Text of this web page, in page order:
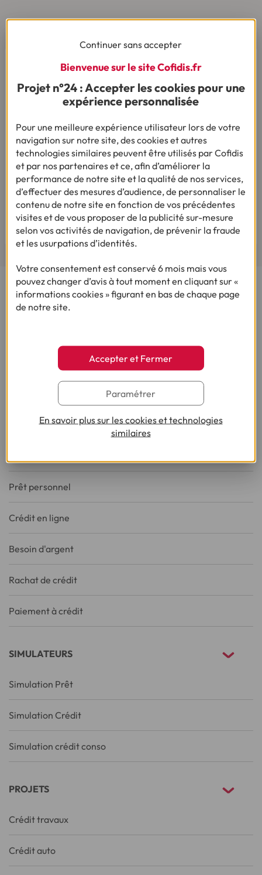
Pour votre besoin de crédit, vous trouverez chez
Cofidis le service qui fait toute la différence.
Lire les avis de nos clients
Cofidis, le spécialiste de la Demande de Crédit en Ligne,
vous propose plusieurs produits : des crédits renouvelables,
quelques clics !
Crédit consommation
Prêt personnel
Crédit en ligne
Besoin d'argent
Rachat de crédit
Paiement à crédit
SIMULATEURS
Simulation Prêt
Simulation Crédit
Simulation crédit conso
PROJETS
Crédit travaux
Crédit auto
Continuer sans accepter
Bienvenue sur le site Cofidis.fr
Projet n°24 : Accepter les cookies pour une
expérience personnalisée
Pour une meilleure expérience utilisateur lors de votre
navigation sur notre site, des cookies et autres
technologies similaires peuvent être utilisés par Cofidis
et par nos partenaires et ce, afin d’améliorer la
performance de notre site et la qualité de nos services,
d’effectuer des mesures d’audience, de personnaliser le
contenu de notre site en fonction de vos précédentes
visites et de vous proposer de la publicité sur-mesure
selon vos activités de navigation, de prévenir la fraude
et les usurpations d’identités.
Votre consentement est conservé 6 mois mais vous
pouvez changer d’avis à tout moment en cliquant sur «
informations cookies » figurant en bas de chaque page
de notre site.
Accepter et Fermer
Paramétrer
En savoir plus sur les cookies et technologies
similaires